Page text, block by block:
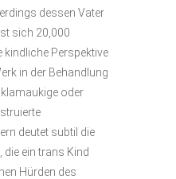
dessen Vater
sich 20,000
kindliche Perspektive
in der Behandlung
oder
deutet subtil die
ein trans Kind
Hürden des